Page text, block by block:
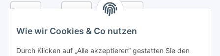
Wie wir Cookies & Co nutzen
Durch Klicken auf „Alle akzeptieren“ gestatten Sie den